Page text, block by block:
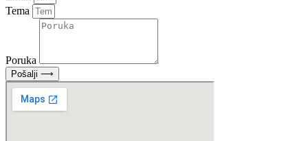
Tema
Poruka
Pošalji ⟶